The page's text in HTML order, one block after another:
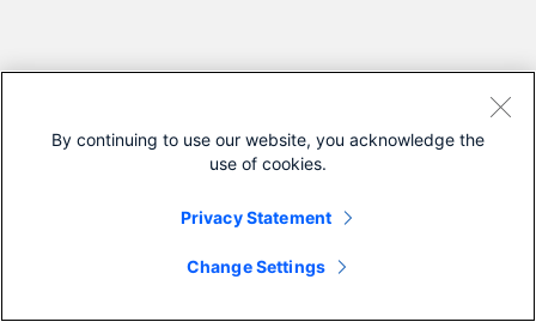
By continuing to use our website, you acknowledge the
use of cookies.
Privacy Statement
Change Settings